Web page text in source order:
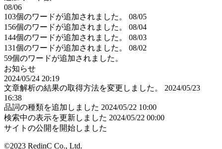
08/06
103個のワードが追加されました。
08/05
156個のワードが追加されました。
08/04
144個のワードが追加されました。
08/03
131個のワードが追加されました。
08/02
59個のワードが追加されました。
お知らせ
2024/05/24 20:19
文章解析の結果の取得方法を変更しました。
2024/05/23
16:38
品詞の種類を追加しました 2024/05/22 10:00
検索中の表示を更新しました 2024/05/22 00:00
サイトの公開を開始しました
©2023 RedinC Co., Ltd.